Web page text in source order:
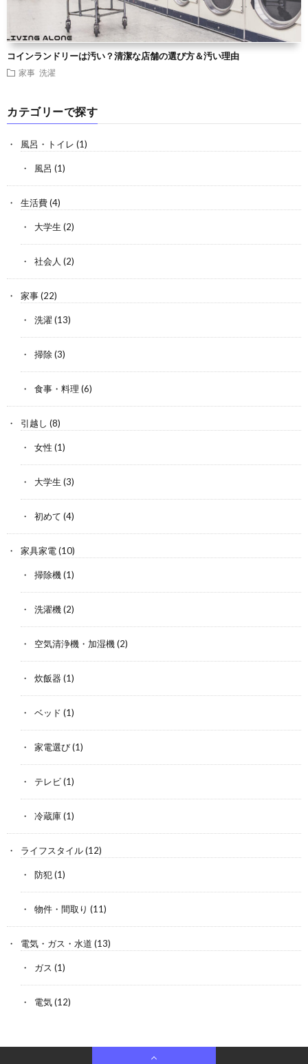
コインランドリーは汚い？清潔な店舗の選び方＆汚い理由
家事 洗濯
カテゴリーで探す
風呂・トイレ (1)
風呂 (1)
生活費(4)
大学生 (2)
社会人 (2)
家事(22)
洗濯 (13)
掃除(3)
食事・料理 (6)
引越し (8)
女性 (1)
大学生 (3)
初めて (4)
家具家電(10)
掃除機(1)
洗濯機(2)
空気清浄機・加湿機(2)
炊飯器 (1)
ベッド (1)
家電選び(1)
テレビ(1)
冷蔵庫(1)
ライフスタイル(12)
防犯(1)
物件・間取り (11)
電気・ガス・水道 (13)
ガス (1)
電気(12)